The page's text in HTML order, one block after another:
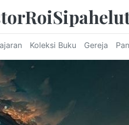
Koleksi Buku Gereja